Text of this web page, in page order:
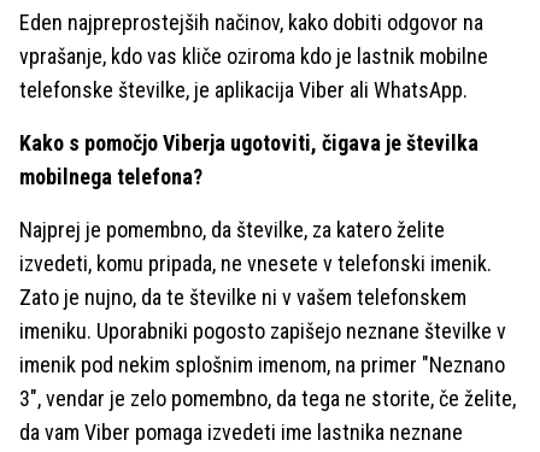
Eden najpreprostejših načinov, kako dobiti odgovor na
vprašanje, kdo vas kliče oziroma kdo je lastnik mobilne
telefonske številke, je aplikacija Viber ali WhatsApp.
Kako s pomočjo Viberja ugotoviti, čigava je številka
mobilnega telefona?
Najprej je pomembno, da številke, za katero želite
izvedeti, komu pripada, ne vnesete v telefonski imenik.
Zato je nujno, da te številke ni v vašem telefonskem
imeniku. Uporabniki pogosto zapišejo neznane številke v
imenik pod nekim splošnim imenom, na primer "Neznano
3", vendar je zelo pomembno, da tega ne storite, če želite,
da vam Viber pomaga izvedeti ime lastnika neznane